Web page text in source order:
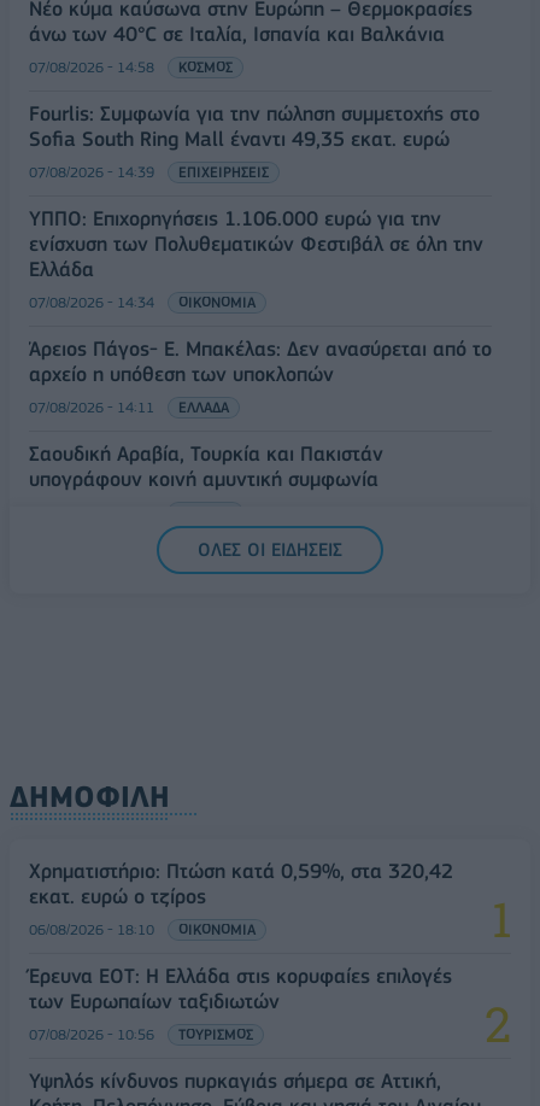
Νέο κύμα καύσωνα στην Ευρώπη – Θερμοκρασίες
άνω των 40°C σε Ιταλία, Ισπανία και Βαλκάνια
07/08/2026 - 14:58 ΚΟΣΜΟΣ
Fourlis: Συμφωνία για την πώληση συμμετοχής στο
Sofia South Ring Mall έναντι 49,35 εκατ. ευρώ
07/08/2026 - 14:39 ΕΠΙΧΕΙΡΗΣΕΙΣ
ΥΠΠΟ: Επιχορηγήσεις 1.106.000 ευρώ για την
ενίσχυση των Πολυθεματικών Φεστιβάλ σε όλη την
Ελλάδα
07/08/2026 - 14:34 ΟΙΚΟΝΟΜΙΑ
Άρειος Πάγος- Ε. Μπακέλας: Δεν ανασύρεται από το
αρχείο η υπόθεση των υποκλοπών
07/08/2026 - 14:11 ΕΛΛΑΔΑ
Σαουδική Αραβία, Τουρκία και Πακιστάν
υπογράφουν κοινή αμυντική συμφωνία
ΟΛΕΣ ΟΙ ΕΙΔΗΣΕΙΣ
ΔΗΜΟΦΙΛΗ
Χρηματιστήριο: Πτώση κατά 0,59%, στα 320,42
εκατ. ευρώ ο τζίρος
06/08/2026 - 18:10 ΟΙΚΟΝΟΜΙΑ
Έρευνα ΕΟΤ: Η Ελλάδα στις κορυφαίες επιλογές
των Ευρωπαίων ταξιδιωτών
07/08/2026 - 10:56 ΤΟΥΡΙΣΜΟΣ
Υψηλός κίνδυνος πυρκαγιάς σήμερα σε Αττική,